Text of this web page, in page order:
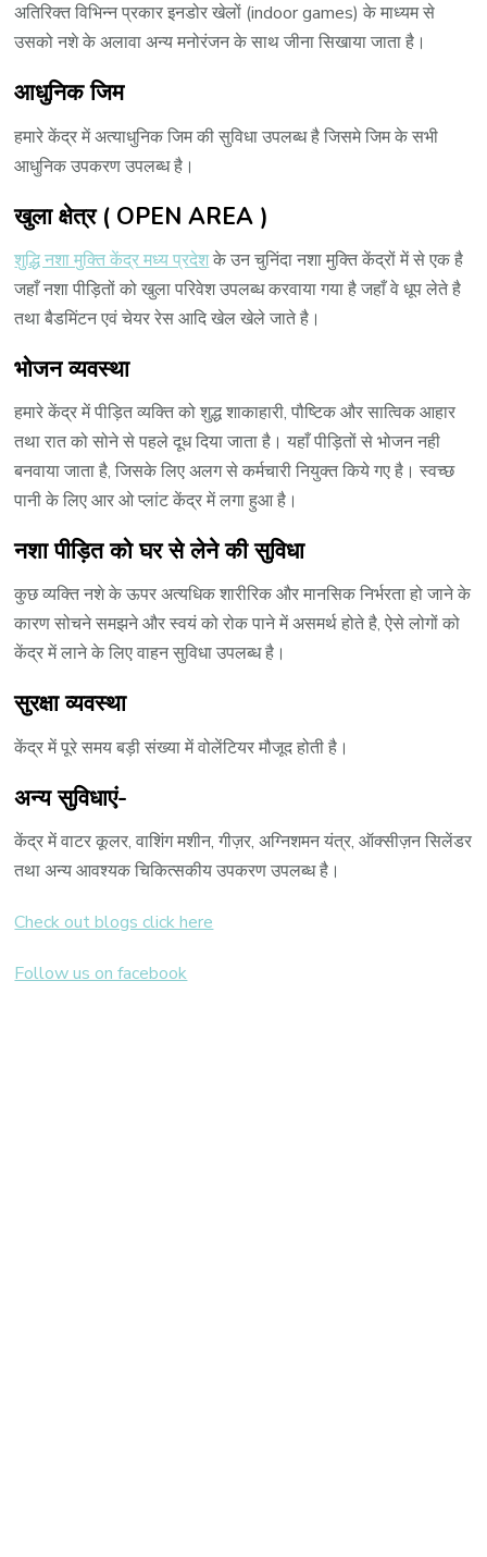
अतिरिक्त विभिन्न प्रकार इनडोर खेलों (indoor games) के माध्यम से
उसको नशे के अलावा अन्य मनोरंजन के साथ जीना सिखाया जाता है।
आधुनिक जिम
हमारे केंद्र में अत्याधुनिक जिम की सुविधा उपलब्ध है जिसमे जिम के सभी
आधुनिक उपकरण उपलब्ध है।
खुला क्षेत्र ( OPEN AREA )
शुद्धि नशा मुक्ति केंद्र मध्य प्रदेशके उन चुनिंदा नशा मुक्ति केंद्रों में से एक है
जहाँ नशा पीड़ितों को खुला परिवेश उपलब्ध करवाया गया है जहाँ वे धूप लेते है
तथा बैडमिंटन एवं चेयर रेस आदि खेल खेले जाते है।
भोजन व्यवस्था
हमारे केंद्र में पीड़ित व्यक्ति को शुद्ध शाकाहारी, पौष्टिक और सात्विक आहार
तथा रात को सोने से पहले दूध दिया जाता है। यहाँ पीड़ितों से भोजन नही
बनवाया जाता है, जिसके लिए अलग से कर्मचारी नियुक्त किये गए है। स्वच्छ
पानी के लिए आर ओ प्लांट केंद्र में लगा हुआ है।
नशा पीड़ित को घर से लेने की सुविधा
कुछ व्यक्ति नशे के ऊपर अत्यधिक शारीरिक और मानसिक निर्भरता हो जाने के
कारण सोचने समझने और स्वयं को रोक पाने में असमर्थ होते है, ऐसे लोगों को
केंद्र में लाने के लिए वाहन सुविधा उपलब्ध है।
सुरक्षा व्यवस्था
केंद्र में पूरे समय बड़ी संख्या में वोलेंटियर मौजूद होती है।
अन्य सुविधाएं-
केंद्र में वाटर कूलर, वाशिंग मशीन, गीज़र, अग्निशमन यंत्र, ऑक्सीज़न सिलेंडर
तथा अन्य आवश्यक चिकित्सकीय उपकरण उपलब्ध है।
Check out blogs click here
Follow us on facebook